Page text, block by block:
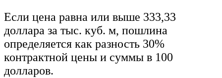
Если цена равна или выше 333,33
доллара за тыс. куб. м, пошлина
определяется как разность 30%
контрактной цены и суммы в 100
долларов.